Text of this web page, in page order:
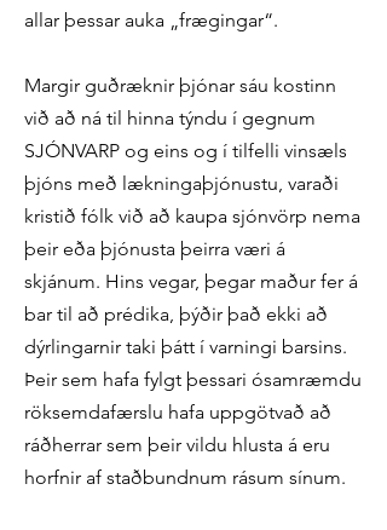
allar þessar auka „frægingar“.
Margir guðræknir þjónar sáu kostinn
við að ná til hinna týndu í gegnum
SJÓNVARP og eins og í tilfelli vinsæls
þjóns með lækningaþjónustu, varaði
kristið fólk við að kaupa sjónvörp nema
þeir eða þjónusta þeirra væri á
skjánum. Hins vegar, þegar maður fer á
bar til að prédika, þýðir það ekki að
dýrlingarnir taki þátt í varningi barsins.
Þeir sem hafa fylgt þessari ósamræmdu
röksemdafærslu hafa uppgötvað að
ráðherrar sem þeir vildu hlusta á eru
horfnir af staðbundnum rásum sínum.